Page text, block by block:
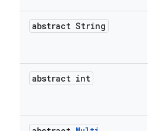
abstract String
abstract int